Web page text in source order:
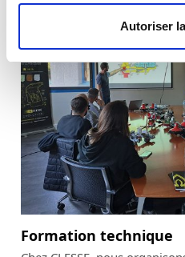
Autoriser
Formation technique